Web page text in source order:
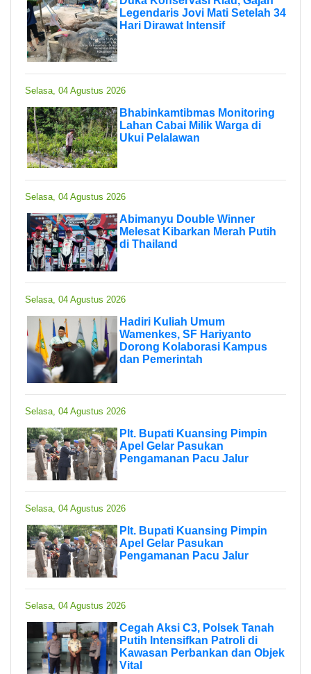
Legendaris Jovi Mati Setelah 34
Hari Dirawat Intensif
Selasa, 04 Agustus 2026
Bhabinkamtibmas Monitoring
Lahan Cabai Milik Warga di
Ukui Pelalawan
Selasa, 04 Agustus 2026
Abimanyu Double Winner
Melesat Kibarkan Merah Putih
di Thailand
Selasa, 04 Agustus 2026
Hadiri Kuliah Umum
Wamenkes, SF Hariyanto
Dorong Kolaborasi Kampus
dan Pemerintah
Selasa, 04 Agustus 2026
Plt. Bupati Kuansing Pimpin
Apel Gelar Pasukan
Pengamanan Pacu Jalur
Selasa, 04 Agustus 2026
Plt. Bupati Kuansing Pimpin
Apel Gelar Pasukan
Pengamanan Pacu Jalur
Selasa, 04 Agustus 2026
Cegah Aksi C3, Polsek Tanah
Putih Intensifkan Patroli di
Kawasan Perbankan dan Objek
Vital